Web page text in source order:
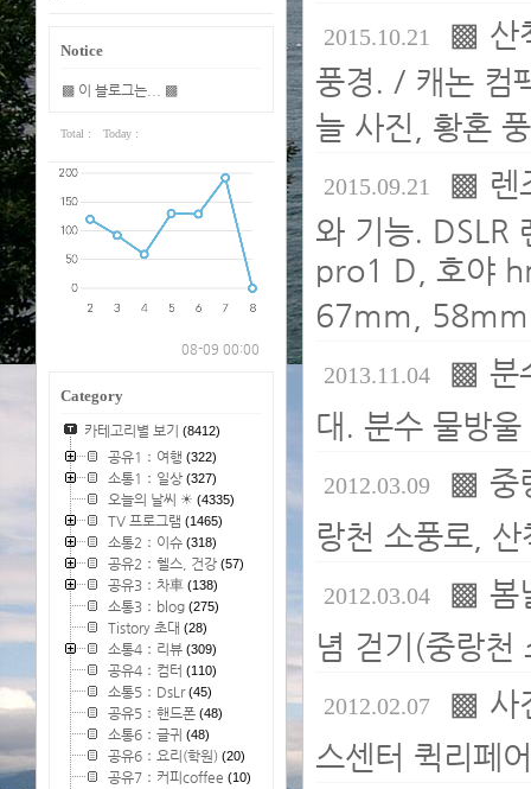
Notice
▩ 이 블로그는... ▩
Total : Today :
08-09 00:00
Category
카테고리별 보기 (8412)
공유1：여행 (322)
소통1：일상 (327)
오늘의 날씨 ☀ (4335)
TV 프로그램 (1465)
소통2：이슈 (318)
공유2：헬스, 건강 (57)
공유3：차車 (138)
소통3：blog (275)
Tistory 초대 (28)
소통4：리뷰 (309)
공유4：컴터 (110)
소통5：DsLr(45)
공유5：핸드폰 (48)
소통6：글귀 (48)
공유6：요리(학원) (20)
공유7：커피coffee (10)
2015.10.21 ▩ 산
풍경. / 캐논 컴
늘 사진, 황혼
2015.09.21 ▩ 렌
와 기능. DSLR
pro1 D, 호야
67mm,
2013.11.04 ▩ 분
대. 분수 물방
2012.03.09 ▩ 중
랑천 소풍로,
2012.03.04 ▩ 봄
념 걷기(중랑
2012.02.07 ▩ 사
스센터 퀵리페